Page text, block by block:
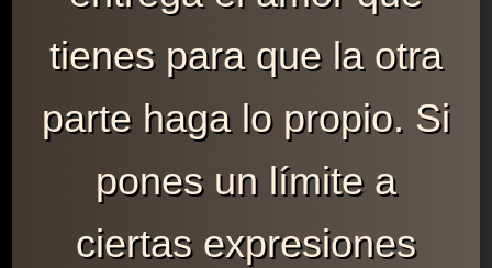
tienes para que la otra
parte haga lo propio. Si
pones un límite a
ciertas expresiones